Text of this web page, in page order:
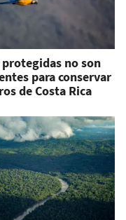
protegidas no son
para conservar
de Costa Rica